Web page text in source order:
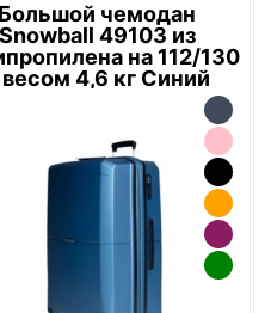
Большой чемодан
Snowball 49103 из
на 112/130
4,6 кг Синий